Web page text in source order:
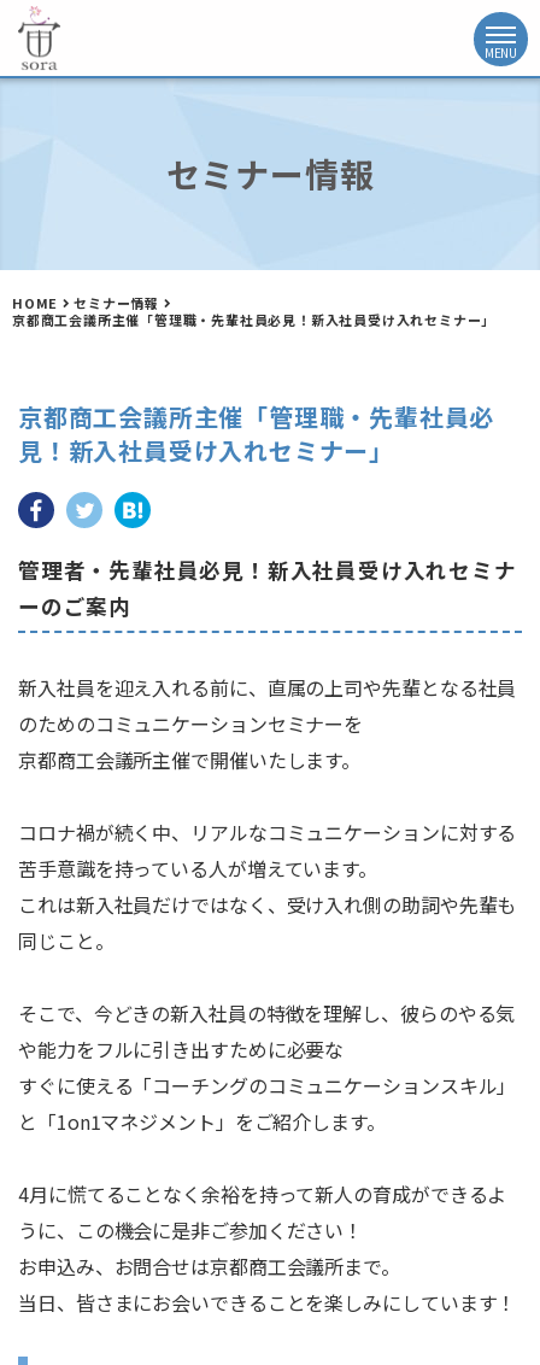
セミナー情報
HOME
セミナー情報
京都商工会議所主催「管理職・先輩社員必見！新入社員受け入れセミナー」
京都商工会議所主催「管理職・先輩社員必
見！新入社員受け入れセミナー」
管理者・先輩社員必見！新入社員受け入れセミナ
ーのご案内
新入社員を迎え入れる前に、直属の上司や先輩となる社員
のためのコミュニケーションセミナーを
京都商工会議所主催で開催いたします。
コロナ禍が続く中、リアルなコミュニケーションに対する
苦手意識を持っている人が増えています。
これは新入社員だけではなく、受け入れ側の助詞や先輩も
同じこと。
そこで、今どきの新入社員の特徴を理解し、彼らのやる気
や能力をフルに引き出すために必要な
すぐに使える「コーチングのコミュニケーションスキル」
と「1on1マネジメント」をご紹介します。
4月に慌てることなく余裕を持って新人の育成ができるよ
うに、この機会に是非ご参加ください！
お申込み、お問合せは京都商工会議所まで。
当日、皆さまにお会いできることを楽しみにしています！